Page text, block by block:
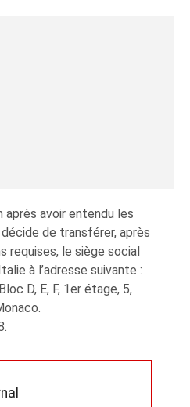
après avoir entendu les
de transférer, après
requises, le siège social
à l’adresse suivante :
D, E, F, 1er étage, 5,